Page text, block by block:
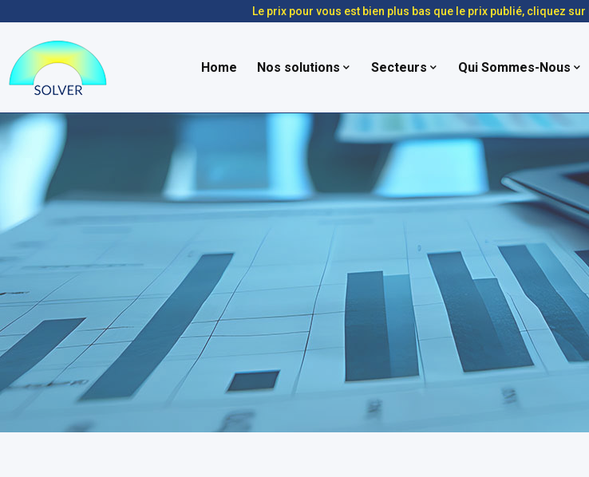
Le prix pour vous est bien plus bas que le prix publié, cliquez
Home Nos solutions Secteurs Qui Sommes-Nous